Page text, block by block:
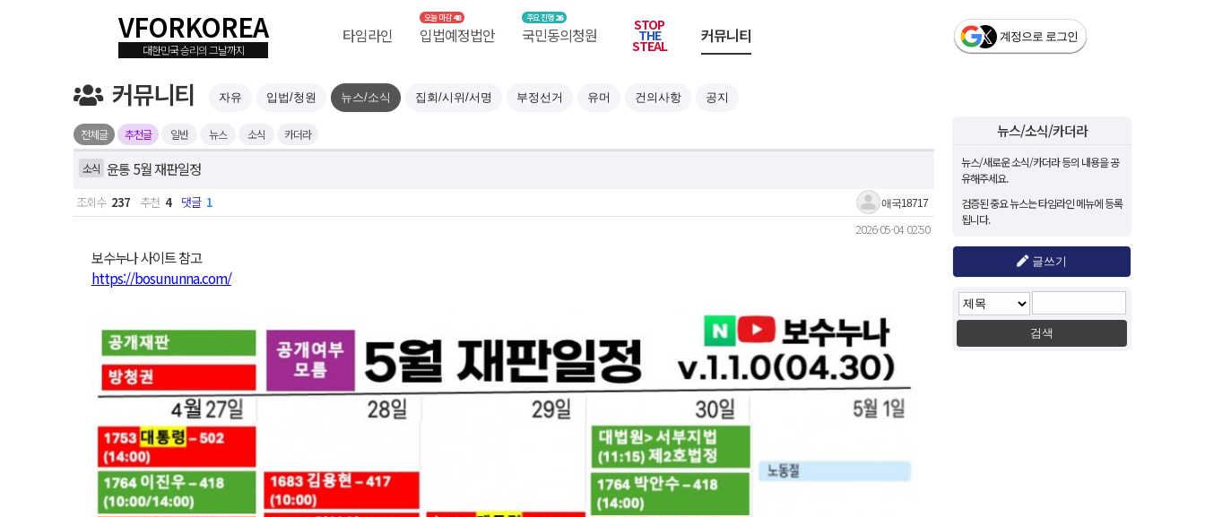
VFORKOREA 타임라인 입법예정
48
국민
26
부정선거
STOP
THE
STEAL 커뮤니티
커뮤니티 자유 입법/청원 뉴스/소식 집회/시위/서명 부정선거 유머 건의사항 공지
뉴스/소식/카더라
뉴스/새로운 소식/카더라 등의 내용을 공
유해주세요.
검증된 중요 뉴스는 타임라인 메뉴에 등록
됩니다.
글쓰기
전체글 추천글 일반 뉴스 소식 카더라
소식 윤통 5월 재판일정
조회수 237 추천 4 댓글 1 애국18717
2026-05-04 02:50
보수누나 사이트 참고
https://bosununna.com/